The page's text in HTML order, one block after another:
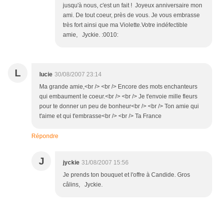
jusqu'à nous, c'est un fait ! Joyeux anniversaire mon
ami. De tout coeur, près de vous. Je vous embrasse
très fort ainsi que ma Violette.Votre indéfectible
amie, Jyckie. :0010:
L lucie 30/08/2007 23:14
Ma grande amie,<br /> <br /> Encore des mots enchanteurs
qui embaument le coeur.<br /> <br /> Je t'envoie mille fleurs
pour te donner un peu de bonheur<br /> <br /> Ton amie qui
t'aime et qui t'embrasse<br /> <br /> Ta France
Répondre
J jyckie 31/08/2007 15:56
Je prends ton bouquet et l'offre à Candide. Gros
câlins, Jyckie.